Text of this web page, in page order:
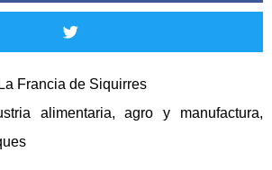
Francia de Siquirres
alimentaria, agro y manufactura,